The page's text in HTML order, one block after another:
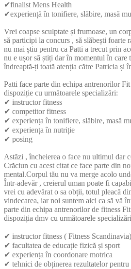
✔finalist Mens Health
✔experiență în tonifiere, slăbire, masă
Vrei coapse sculptate și frumoase, un
să participi la concurs , să slăbești foarte
nu mai știu pentru ca Patti a trecut prin
nu e ușor să știți dar în momentul în care
îndreaptă-ți toată atenția către Patricia și
Patti face parte din echipa antrenorilor
dispoziție cu următoarele specializări:
✔ instructor fitness
✔ competitor fitness
✔ experiența în tonifiere, slăbire, masă
✔ experiența în nutriție
✔ posing
Astăzi , încheierea o face nu ultimul dar
Crăciun cu acest citat ce face parte din
mental.Corpul tău nu va merge acolo
Într-adevăr , creierul uman poate fi
vrei cu adevărat o sa obții, totul pleacă
vindecarea, iar noi suntem aici ca să vă
parte din echipa antrenorilor de fitness
dispoziția dmv cu următoarele
✔ instructor fitness ( Fitness Scandinavia)
✔ facultatea de educație fizică și sport
✔ experiența în coordonare motrica
✔ tehnici de obținerea rezultatelor pentru